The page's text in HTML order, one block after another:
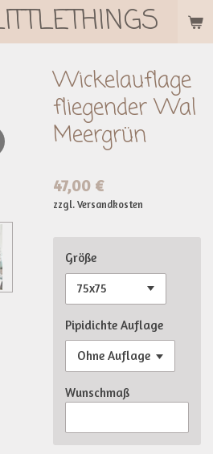
Wickelauflage
fliegender Wal
Meergrün
47,00 €
zzgl. Versandkosten
Größe
Pipidichte Auflage
Wunschmaß